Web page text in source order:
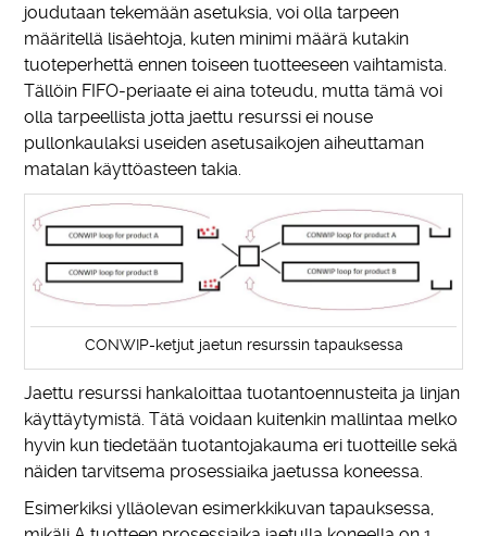
joudutaan tekemään asetuksia, voi olla tarpeen
määritellä lisäehtoja, kuten minimi määrä kutakin
tuoteperhettä ennen toiseen tuotteeseen vaihtamista.
Tällöin FIFO-periaate ei aina toteudu, mutta tämä voi
olla tarpeellista jotta jaettu resurssi ei nouse
pullonkaulaksi useiden asetusaikojen aiheuttaman
matalan käyttöasteen takia.
CONWIP-ketjut jaetun resurssin tapauksessa
Jaettu resurssi hankaloittaa tuotantoennusteita ja linjan
käyttäytymistä. Tätä voidaan kuitenkin mallintaa melko
hyvin kun tiedetään tuotantojakauma eri tuotteille sekä
näiden tarvitsema prosessiaika jaetussa koneessa.
Esimerkiksi ylläolevan esimerkkikuvan tapauksessa,